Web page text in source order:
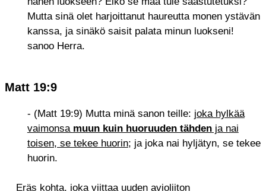
Mutta sinä olet harjoittanut haureutta monen ystävän
kanssa, ja sinäkö saisit palata minun luokseni!
sanoo Herra.
Matt 19:9
- (Matt 19:9) Mutta minä sanon teille: joka hylkää
vaimonsa muun kuin huoruuden tähdenja nai
toisen, se tekee huorin; ja joka nai hyljätyn, se tekee
huorin.
Eräs kohta, joka viittaa uuden avioliiton